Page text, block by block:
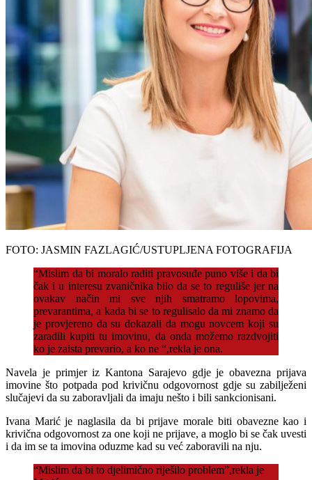
FOTO: JASMIN FAZLAGIĆ/USTUPLJENA FOTOGRAFIJA
“Mislim da bi moralo raditi pravosuđe puno više i da bi
čak i u interesu zvaničnika bilo da se to reguliše jer na
ovakav način mi sve njih smatramo lopovima,
prevarantima, a kada bi se to regulisalo da mi znamo da
je provjereno da su dokazali da mogu novcem koji su
zaradili kupiti tu imovinu, da onda možemo razdvojiti
ko je zaista prevario, a ko ne “,rekla je ona.
Navela je primjer iz Kantona Sarajevo gdje je obavezna prijava
imovine što potpada pod krivičnu odgovornost gdje su zabilježeni
slučajevi da su zaboravljali da imaju nešto i bili sankcionisani.
Ivana Marić je naglasila da bi prijave morale biti obavezne kao i
krivična odgovornost za one koji ne prijave, a moglo bi se čak uvesti
i da im se ta imovina oduzme kad su već zaboravili na nju.
“Mislim da bi to djelimično riješilo problem”,rekla je